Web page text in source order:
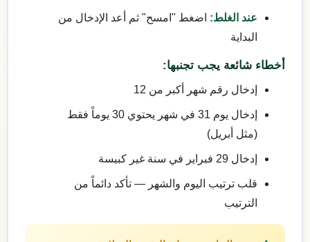
عند الغلط: اضغط "امسح" ثم أعد الإدخال من
البداية
أخطاء شائعة يجب تجنبها:
إدخال رقم شهر أكبر من 12
إدخال يوم 31 في شهر يحتوي 30 يوماً فقط
(مثل أبريل)
إدخال 29 فبراير في سنة غير كبيسة
قلب ترتيب اليوم والشهر — تأكد دائماً من
الترتيب